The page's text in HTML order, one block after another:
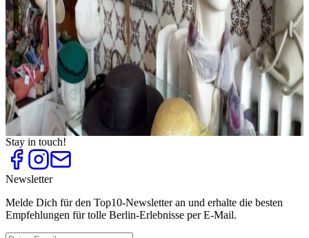
Mode für Mollige
Top10
Mode-Outlets
Top10
Schuhläden für Frauen
Top10
Second Hand Shops
Top 10
Sneaker Shops
Top
Vintage Mode
Stay in touch!
Newsletter
Melde Dich für den Top10-Newsletter an und erhalte die besten
Empfehlungen für tolle Berlin-Erlebnisse per E-Mail.